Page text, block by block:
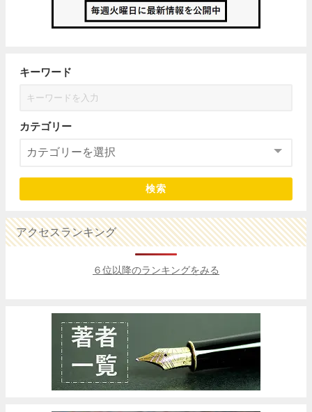
キーワード
カテゴリー
検索
アクセスランキング
６位以降のランキングをみる